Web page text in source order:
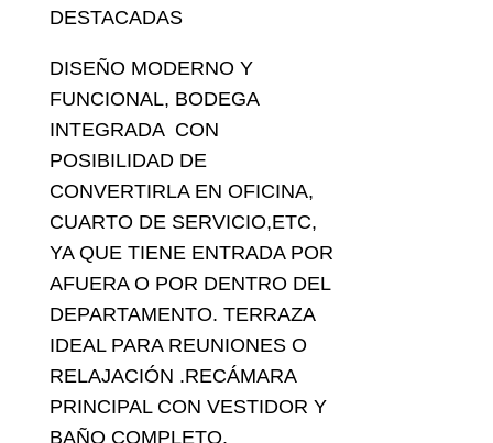
DESTACADAS
DISEÑO MODERNO Y
FUNCIONAL, BODEGA
INTEGRADA CON
POSIBILIDAD DE
CONVERTIRLA EN OFICINA,
CUARTO DE SERVICIO,ETC,
YA QUE TIENE ENTRADA POR
AFUERA O POR DENTRO DEL
DEPARTAMENTO. TERRAZA
IDEAL PARA REUNIONES O
RELAJACIÓN .RECÁMARA
PRINCIPAL CON VESTIDOR Y
BAÑO COMPLETO.